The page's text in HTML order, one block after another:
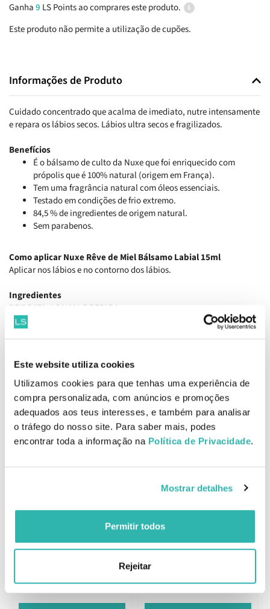
Este website utiliza cookies
Utilizamos cookies para que tenhas uma experiência de
compra personalizada, com anúncios e promoções
adequados aos teus interesses, e também para analisar
o tráfego do nosso site. Para saber mais, podes
encontrar toda a informação na Política de Privacidade.
Mostrar detalhes
Permitir todos
Rejeitar
Ganha9 LS Points ao comprares este produto.
Este produto não permite a utilização de cupões.
Informações de Produto
Cuidado concentrado que acalma de imediato, nutre intensamente
e repara os lábios secos. Lábios ultra secos e fragilizados.
Benefícios
É o bálsamo de culto da Nuxe que foi enriquecido com
própolis que é 100% natural (origem em França).
Tem uma fragrância natural com óleos essenciais.
Testado em condições de frio extremo.
84,5 % de ingredientes de origem natural.
Sem parabenos.
Como aplicar Nuxe Rêve de Miel Bálsamo Labial 15ml
Aplicar nos lábios e no contorno dos lábios.
Ingredientes
REIDRATA, ACALMA E REPARA
Óleos vegetais preciosos (Amêndoa doce e Rosa Mosqueta) + Cera
Mel
Oleoactivo® de Própolis
EAN: 3264680015809
Comentários
Produtos Relacionados
Nuxe Rêve de Miel Gel de
Limpeza e
€13.51 18.50
de Rosto Dia e Noite 50ml
€25.95 35.55